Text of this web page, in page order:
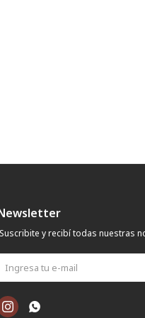
y recibí todas nuestras
 